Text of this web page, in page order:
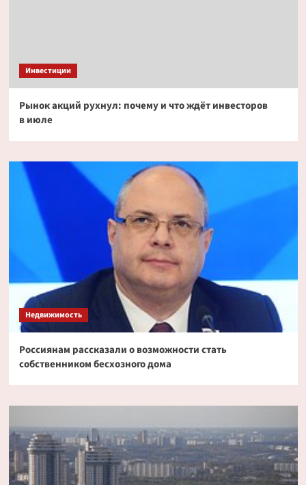
Инвестиции
Рынок акций рухнул: почему и что ждёт инвесторов
в июле
Недвижимость
Россиянам рассказали о возможности стать
собственником бесхозного дома